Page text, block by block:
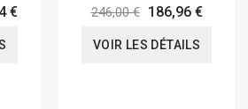
€ 246,00 € 186,96 €
VOIR LES DÉTAILS